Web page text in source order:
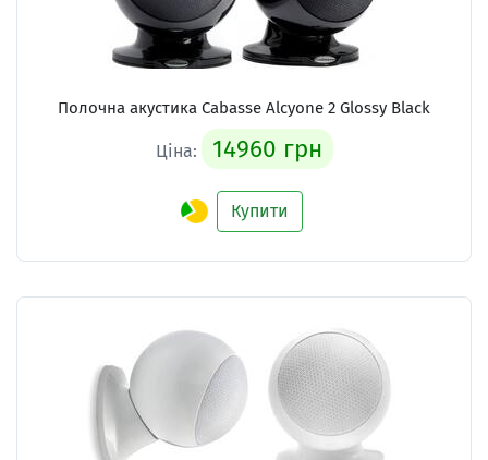
Полочна акустика Cabasse Alcyone 2 Glossy Black
Ціна: 14960 грн
Купити